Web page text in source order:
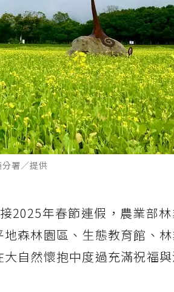
署／提供
2025年春節連假，農業部
森林園區、生態教育館、
自然懷抱中度過充滿祝福